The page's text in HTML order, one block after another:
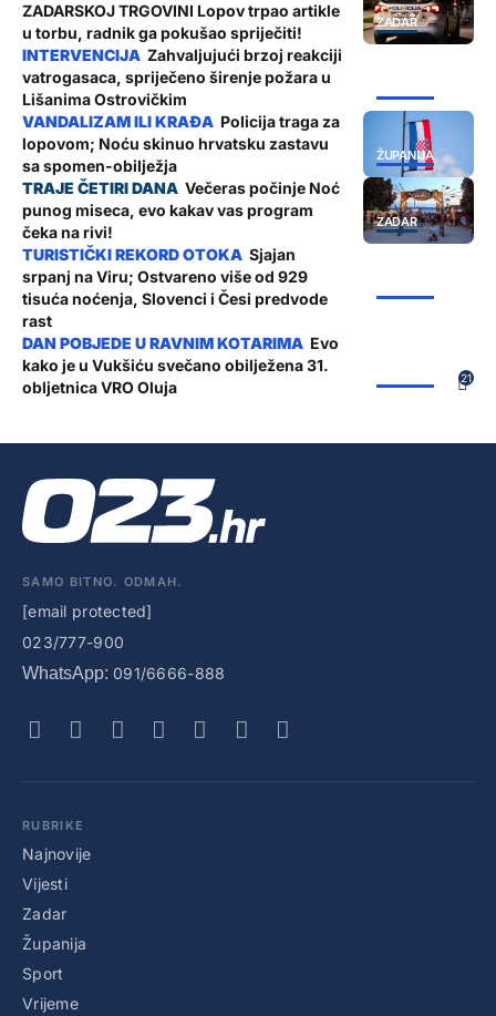
ZADAR
ZADARSKOJ TRGOVINI Lopov trpao artikle
u torbu, radnik ga pokušao spriječiti!
Zahvaljujući brzoj reakciji
vatrogasaca, spriječeno širenje požara u
Lišanima Ostrovičkim
ŽUPANIJA
Policija traga za
lopovom; Noću skinuo hrvatsku zastavu
sa spomen-obilježja
ZADAR
Večeras počinje Noć
punog miseca, evo kakav vas program
čeka na rivi!
Sjajan
srpanj na Viru; Ostvareno više od 929
tisuća noćenja, Slovenci i Česi predvode
rast
21
Evo
kako je u Vukšiću svečano obilježena 31.
obljetnica VRO Oluja
SAMO BITNO. ODMAH.
[email protected]
023/777-900
WhatsApp: 091/6666-888
RUBRIKE
Najnovije
Vijesti
Zadar
Županija
Sport
Vrijeme